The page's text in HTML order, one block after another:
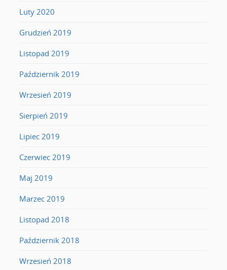
Luty 2020
Grudzień 2019
Listopad 2019
Październik 2019
Wrzesień 2019
Sierpień 2019
Lipiec 2019
Czerwiec 2019
Maj 2019
Marzec 2019
Listopad 2018
Październik 2018
Wrzesień 2018